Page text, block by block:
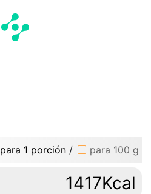
para 1 porción / para 100 g
1417Kcal